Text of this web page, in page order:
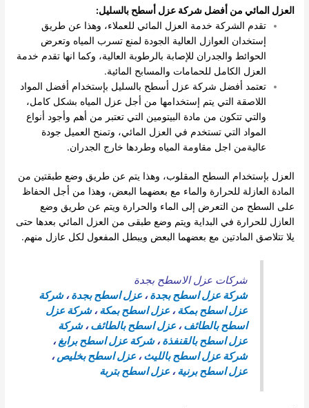
العزل المائي من أفضل شركة عزل أسطح بالسليل:
تقدم الشركة خدمة العزل المائي للعملاء، وهذا عن طريق
إستخدان العوازل العالية الجودة لمنع تسرب المياه وتعرض
الحوائط والجدران للإصابة بالرطوبة العالية، وكما انها تقدم خدمة
العزل الكامل للحمامات والمسابح المائية.
تعتمد أفضل شركة عزل أسطح بالسليل بإستخدام أفضل المواد
اللاصقة التي يتم إستخدامها من أجل عزل المياه بشكل كامل،
والتي تتكون من مادة البيتومين التي تعتبر من أهم وأجود أنواع
المواد التي تستخدم في العزل المائي، وتمنح العميل جودة
عاليةمن اجل مقاومة المياه وطردها خارج الجدران.
العزل بإستخدام السطح المقلوب، وهذا يتم عن طريق وضع طبقتين من
المادة العازلة للحرارة والماء مع بعضهما البعض، وهذا من أجل الحفاظ
على السطح من التعرض إلى الماء والحرارة ويتم عن طريق وضع
العازل للحرارة في البداية ويتم وضع طبقى من العزل المائي بعدها حتى
يلا تتلاصق المادتين مع بعضهما البعض ويبطل المفعول لكل عازل منهم.
شركات عزل الاسطح بجدة
شركة عزل اسطح بجدة،عزل اسطح بجدة،شركة
عزل اسطح بمكة،عزل اسطح بمكة،شركة عزل
اسطح بالطائف،عزل اسطح بالطائف،شركة
عزل اسطح بالقنفذة،شركة عزل اسطح برابغ،
شركة عزل اسطح بالليث،عزل اسطح بخليص،
عزل اسطح برنية،عزل اسطح بتربة